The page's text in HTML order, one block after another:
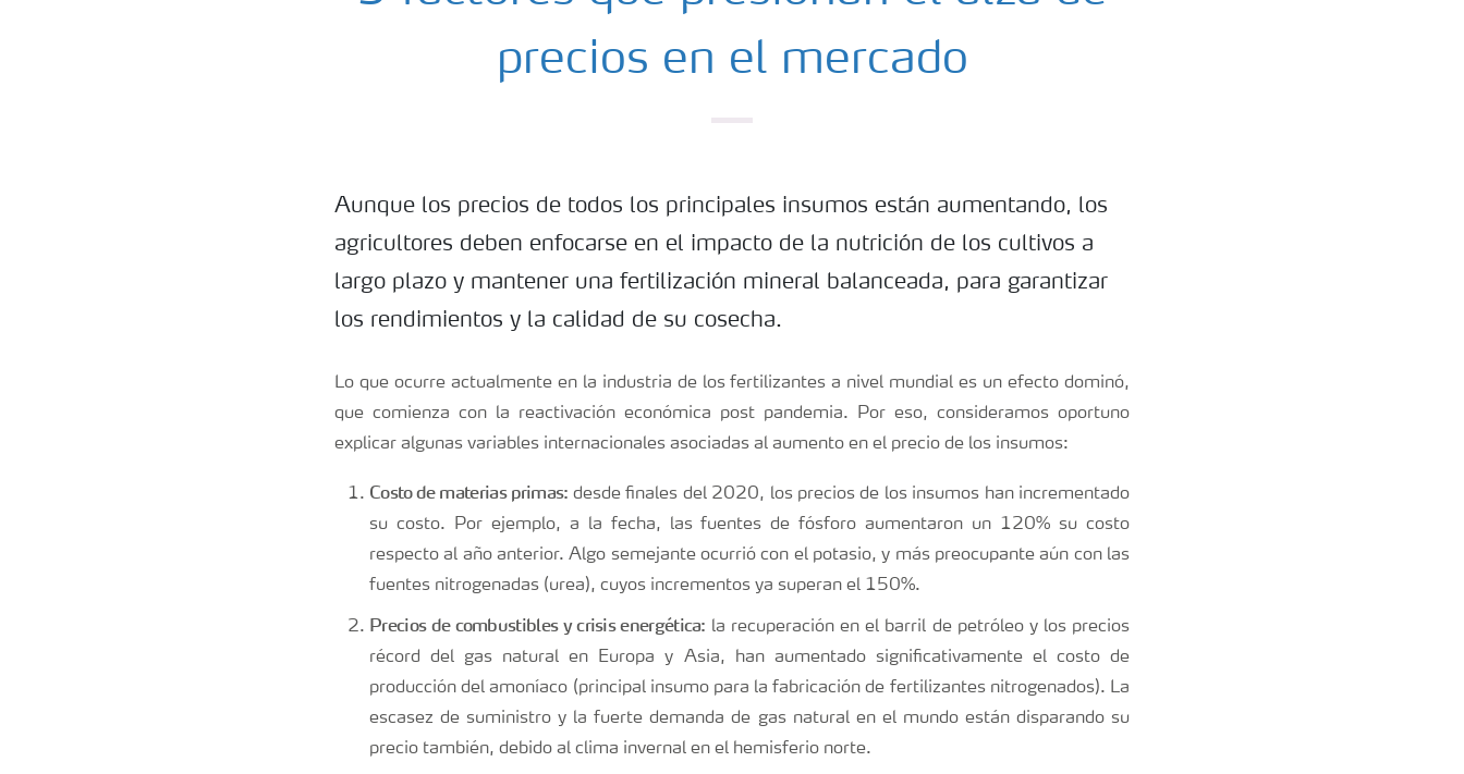
precios en el mercado
Aunque los precios de todos los principales insumos están aumentando, los
agricultores deben enfocarse en el impacto de la nutrición de los cultivos a
largo plazo y mantener una fertilización mineral balanceada, para garantizar
los rendimientos y la calidad de su cosecha.
Lo que ocurre actualmente en la industria de los fertilizantes a nivel mundial es un efecto dominó,
que comienza con la reactivación económica post pandemia. Por eso, consideramos oportuno
explicar algunas variables internacionales asociadas al aumento en el precio de los insumos:
Costo de materias primas: desde finales del 2020, los precios de los insumos han incrementado
su costo. Por ejemplo, a la fecha, las fuentes de fósforo aumentaron un 120% su costo
respecto al año anterior. Algo semejante ocurrió con el potasio, y más preocupante aún con las
fuentes nitrogenadas (urea), cuyos incrementos ya superan el 150%.
Precios de combustibles y crisis energética: la recuperación en el barril de petróleo y los precios
récord del gas natural en Europa y Asia, han aumentado significativamente el costo de
producción del amoníaco (principal insumo para la fabricación de fertilizantes nitrogenados). La
escasez de suministro y la fuerte demanda de gas natural en el mundo están disparando su
precio también, debido al clima invernal en el hemisferio norte.